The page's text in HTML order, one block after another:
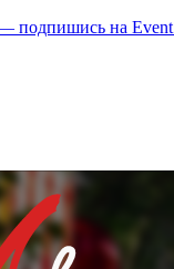
подпишись на